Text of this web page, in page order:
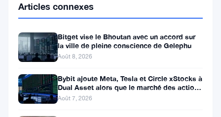
baisse
des
mois,
Articles connexes
Bitget vise le Bhoutan avec un accord sur
la ville de pleine conscience de Gelephu
Août 8, 2026
Bybit ajoute Meta, Tesla et Circle xStocks à
Dual Asset alors que le marché des actions
tokenisées atteint
Août 7, 2026